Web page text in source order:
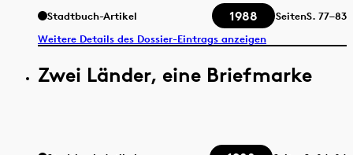
Stadtbuch-Artikel 1988 SeitenS. 77–83
Weitere Details des Dossier-Eintrags anzeigen
Zwei Länder, eine Briefmarke